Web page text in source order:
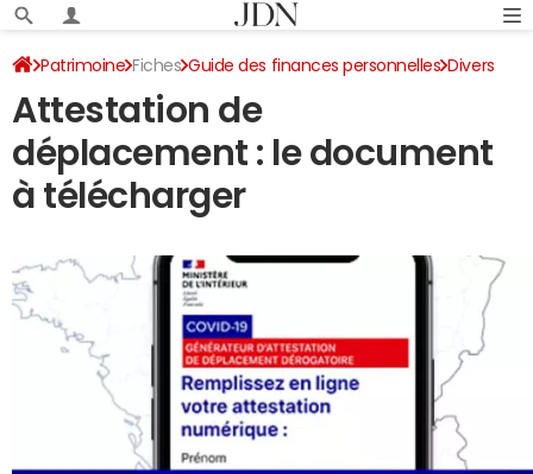
Patrimoine Fiches Guide des finances personnelles Divers
Attestation de
déplacement : le document
à télécharger